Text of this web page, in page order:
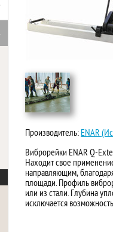
Производитель: ENAR
Виброрейки ENAR Q-
Находит свое
направляющим,
площади. Профиль
или из стали. Глубина
исключается